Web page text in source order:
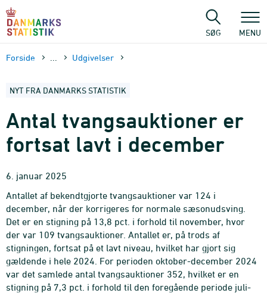
sidens
SØG MENU
Forside Udgivelser
NYT FRA DANMARKS STATISTIK
Antal tvangsauktioner er
fortsat lavt i december
6. januar 2025
Antallet af bekendtgjorte tvangsauktioner var 124 i
december, når der korrigeres for normale sæsonudsving.
Det er en stigning på 13,8 pct. i forhold til november, hvor
der var 109 tvangsauktioner. Antallet er, på trods af
stigningen, fortsat på et lavt niveau, hvilket har gjort sig
gældende i hele 2024. For perioden oktober-december 2024
var det samlede antal tvangsauktioner 352, hvilket er en
stigning på 7,3 pct. i forhold til den foregående periode juli-